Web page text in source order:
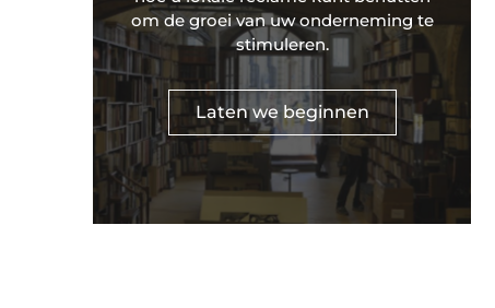
om de groei van uw onderneming te
stimuleren.
Laten we beginnen